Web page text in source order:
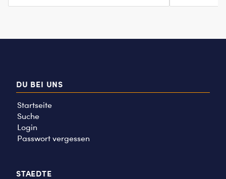
DU BEI UNS
Startseite
Suche
Login
Passwort vergessen
STAEDTE